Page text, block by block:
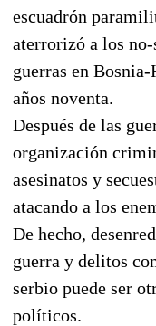
escuadrón
aterrorizó a los
guerras en
años noventa.
Después de las
organización
asesinatos y
atacando a los
De hecho,
guerra y delitos
serbio puede ser
políticos.